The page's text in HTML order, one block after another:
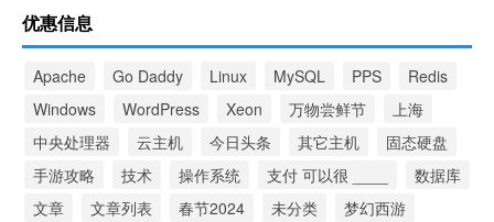
优惠信息
Apache Go Daddy Linux MySQL PPS
Redis
Windows
WordPress Xeon 万物尝鲜节
上海
中央处理器
云主机 今日头条 其它主机
固态硬盘
手游攻略
技术 操作系统 支付 可以很 ____
数据库
文章
文章列表 春节2024 未分类
梦幻西游